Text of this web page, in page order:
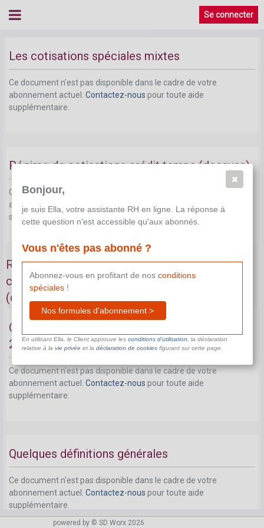
Se connecter
Les cotisations spéciales mixtes
Ce document n'est pas disponible dans le cadre de votre
abonnement actuel. Contactez-nous pour toute aide
supplémentaire.
Régime de cotisations crédit temps (decavaa)
Ce document n'est pas disponible dans le cadre de votre
abonnement actuel.
Contactez-nous
pour toute aide
supplémentaire.
Régime des cotisations dans le cadre du
chômage avec complément d'entreprise
(decavaa)
Cotisations et retenues à partir du 1er avril
2010
Ce document n'est pas disponible dans le cadre de votre
abonnement actuel. Contactez-nous pour toute aide
supplémentaire.
Quelques définitions générales
Ce document n'est pas disponible dans le cadre de votre
abonnement actuel. Contactez-nous pour toute aide
supplémentaire.
powered by © SD Worx 2026
Bonjour,
je suis Ella, votre assistante RH en ligne. La réponse à
cette question n'est accessible qu'aux abonnés.
Vous n'êtes pas abonné ?
Abonnez-vous en profitant de nos conditions
spéciales!
Nos formules d'abonnement >
En utilisant Ella, le Client approuve les conditions d’utilisation , la déclaration
relative à la vie privéeet la déclaration de cookiesfigurant sur cette page.